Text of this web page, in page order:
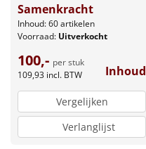
Samenkracht
Inhoud: 60 artikelen
Voorraad: Uitverkocht
100,- per stuk
109,93 incl. BTW Inhoud
Vergelijken
Verlanglijst